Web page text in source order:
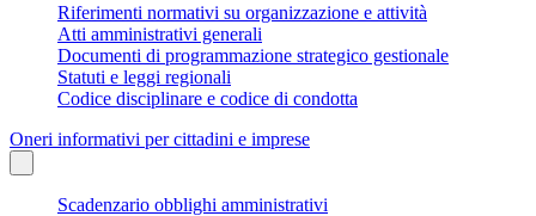
Riferimenti normativi su organizzazione e attività
Atti amministrativi generali
Documenti di programmazione strategico gestionale
Statuti e leggi regionali
Codice disciplinare e codice di condotta
Oneri informativi per cittadini e imprese
Scadenzario obblighi amministrativi